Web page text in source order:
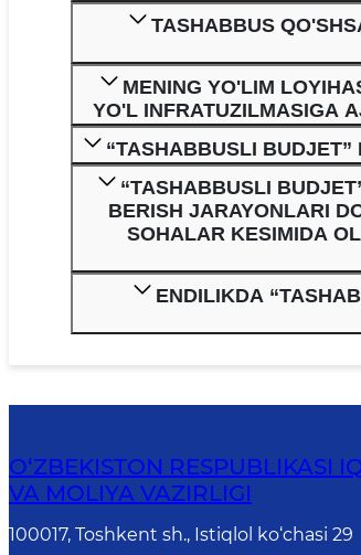
TASHABBUS
MENING YO'LIM
YO'L INFRATUZILMASIGA
“TASHABBUSLI
“TASHABBUSLI
BERISH JARAYONLARI
SOHALAR KESIMIDA
ENDILIKDA
O‘ZBEKISTON RESPUBLIKASI
VA MOLIYA VAZIRLIGI
100017, Toshkent sh., Istiqlol ko‘chasi 29